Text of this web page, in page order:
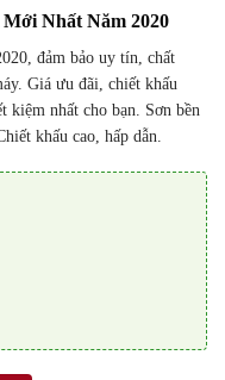
Nhất Năm 2020
đảm bảo uy tín, chất
Giá ưu đãi, chiết khấu
kiệm nhất cho bạn. Sơn bền
khấu cao, hấp dẫn.